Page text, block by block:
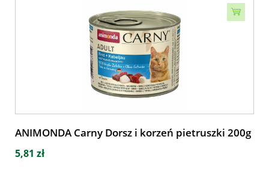
ANIMONDA Carny Dorsz i korzeń pietruszki 200g
5,81 zł